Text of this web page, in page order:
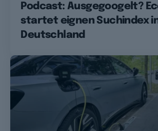
Podcast: Ausgegoogelt?
startet eignen Suchindex
Deutschland